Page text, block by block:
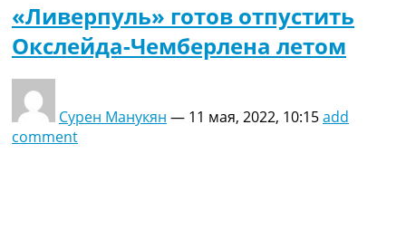
«Ливерпуль» готов отпустить
Окслейда-Чемберлена летом
Сурен Манукян — 11 мая, 2022, 10:15add
comment